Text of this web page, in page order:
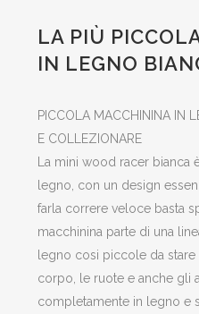
LA PIÙ
IN LEGNO
PICCOLA MACCHININA IN
E COLLEZIONARE
La mini wood racer bianca
legno, con un design
farla correre veloce basta
macchinina parte di una
legno cosi piccole da
corpo, le ruote e anche gli
completamente in legno e